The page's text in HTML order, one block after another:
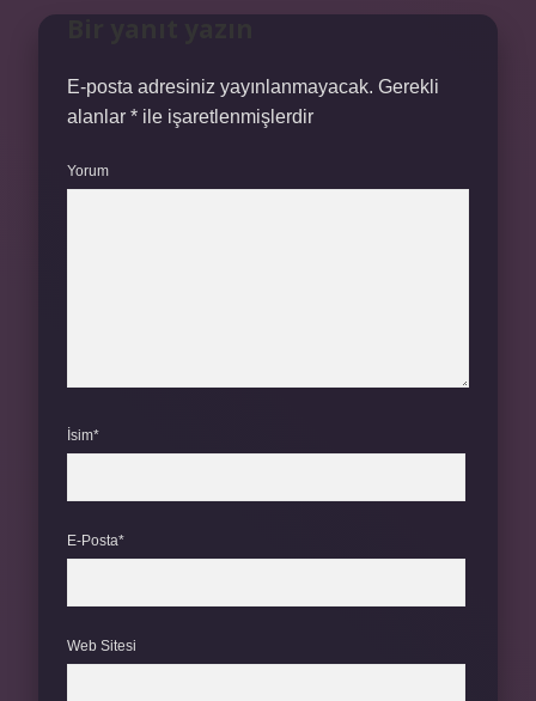
E-posta adresiniz yayınlanmayacak. Gerekli
alanlar * ile işaretlenmişlerdir
Yorum
İsim*
E-Posta*
Web Sitesi